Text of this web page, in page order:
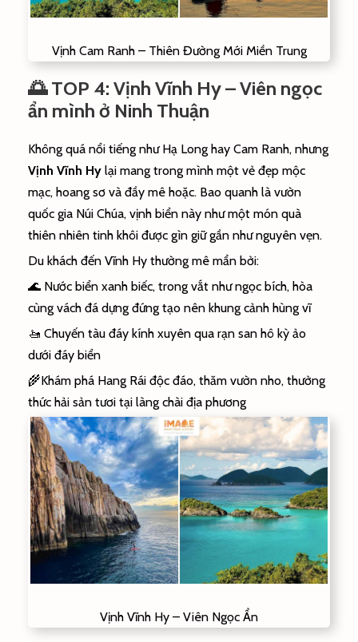
Vịnh Cam Ranh – Thiên Đường Mới Miền Trung
🌅 TOP 4: Vịnh Vĩnh Hy – Viên ngọc
ẩn mình ở Ninh Thuận
Không quá nổi tiếng như Hạ Long hay Cam Ranh, nhưng
Vịnh Vĩnh Hy lại mang trong mình một vẻ đẹp mộc
mạc, hoang sơ và đầy mê hoặc. Bao quanh là vườn
quốc gia Núi Chúa, vịnh biển này như một món quà
thiên nhiên tinh khôi được gìn giữ gần như nguyên vẹn.
Du khách đến Vĩnh Hy thường mê mẩn bởi:
🌊 Nước biển xanh biếc, trong vắt như ngọc bích, hòa
cùng vách đá dựng đứng tạo nên khung cảnh hùng vĩ
🚤 Chuyến tàu đáy kính xuyên qua rạn san hô kỳ ảo
dưới đáy biển
🌾Khám phá Hang Rái độc đáo, thăm vườn nho, thưởng
thức hải sản tươi tại làng chài địa phương
Vịnh Vĩnh Hy – Viên Ngọc Ẩn